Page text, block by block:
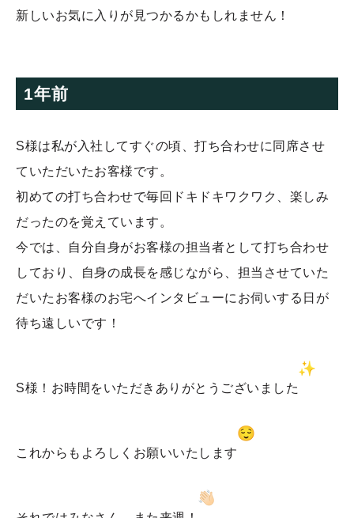
新しいお気に入りが見つかるかもしれません！
1年前
S様は私が入社してすぐの頃、打ち合わせに同席させ
ていただいたお客様です。
初めての打ち合わせで毎回ドキドキワクワク、楽しみ
だったのを覚えています。
今では、自分自身がお客様の担当者として打ち合わせ
しており、自身の成長を感じながら、担当させていた
だいたお客様のお宅へインタビューにお伺いする日が
待ち遠しいです！
S様！お時間をいただきありがとうございました
これからもよろしくお願いいたします